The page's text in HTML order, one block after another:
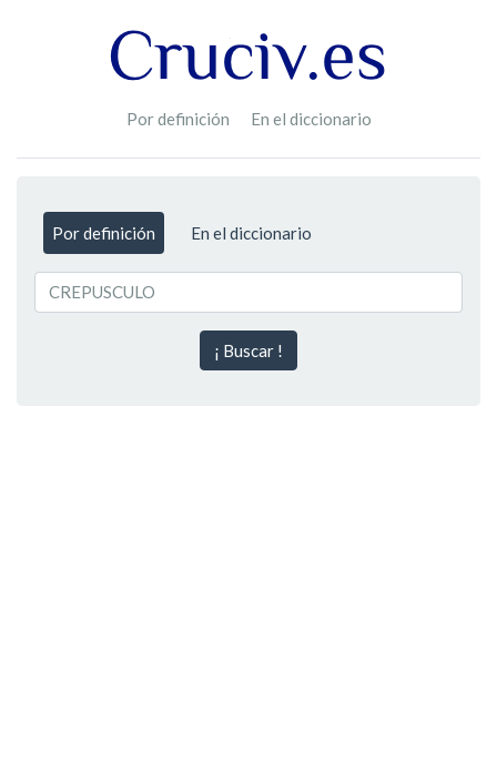
Por definición En el diccionario
Por definición En el diccionario
¡ Buscar !